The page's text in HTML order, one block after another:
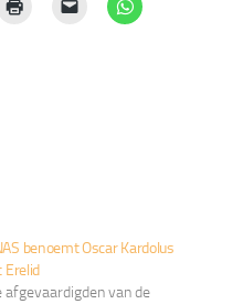
benoemt Oscar Kardolus
Erelid
afgevaardigden van de